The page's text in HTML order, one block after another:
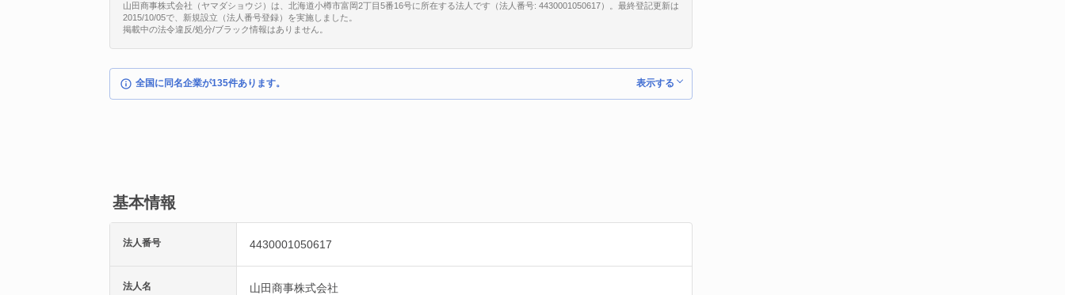
山田商事株式会社（ヤマダショウジ）は、北海道小樽市富岡2丁目5番16号に所在する法人です（法人番号: 4430001050617）。最終登記更新は
2015/10/05で、新規設立（法人番号登録）を実施しました。
掲載中の法令違反/処分/ブラック情報はありません。
全国に同名企業が135件あります。 表示する
基本情報
法人番号 4430001050617
法人名 山田商事株式会社